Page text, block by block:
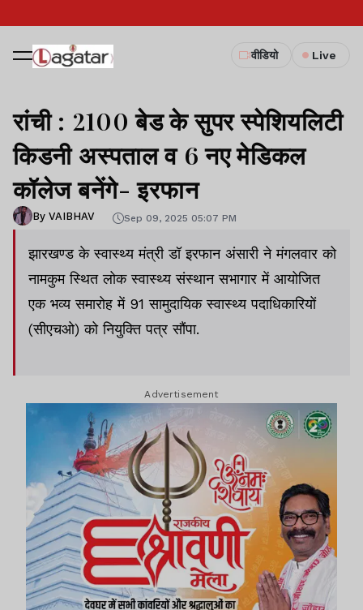
वीडियो Live
रांची : 2100 बेड के सुपर स्पेशियलिटी
किडनी अस्पताल व 6 नए मेडिकल
कॉलेज बनेंगे- इरफान
By VAIBHAV Sep 09, 2025 05:07 PM
झारखण्ड के स्वास्थ्य मंत्री डॉ इरफान अंसारी ने मंगलवार को
नामकुम स्थित लोक स्वास्थ्य संस्थान सभागार में आयोजित
एक भव्य समारोह में 91 सामुदायिक स्वास्थ्य पदाधिकारियों
(सीएचओ) को नियुक्ति पत्र सौंपा.
Advertisement